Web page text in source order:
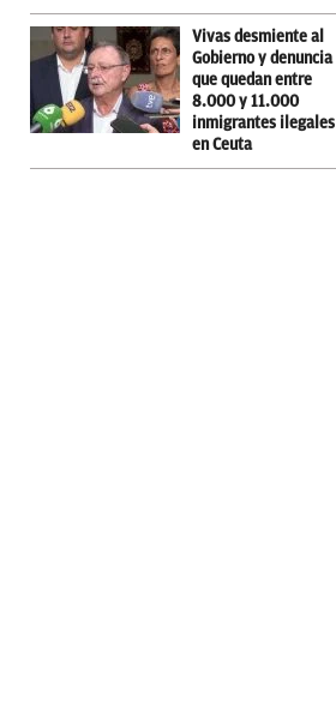
Vivas desmiente al
Gobierno y denuncia
que quedan entre
8.000 y 11.000
inmigrantes ilegales
en Ceuta